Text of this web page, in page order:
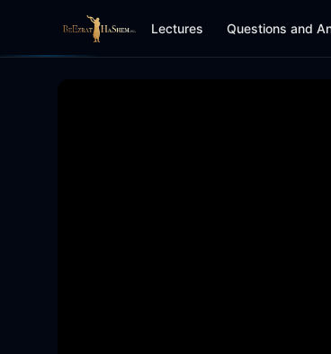
Lectures Questions and